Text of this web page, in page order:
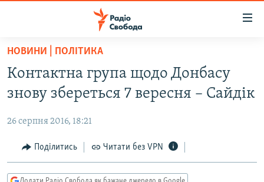
Перейти
основного
матеріалу
Перейти
до
навігації
Перейти
до
ВСЕ ЗА ДОБУ
СТАТТІ
ПОЛІТИКА
ЕКОНОМІКА
ВІЙНА
РОСІЙСЬКА «ФІЛЬТРАЦІЯ»
НОВИНИ | ПОЛІТИКА
Контактна група щодо Донбасу
знову збереться 7 вересня – Сайдік
26 серпня 2016, 18:21
Поділитись Читати без VPN